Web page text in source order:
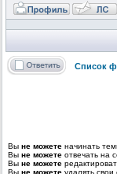
Список
Вы не можете начинать
Вы не можете отвечать на
Вы не можете